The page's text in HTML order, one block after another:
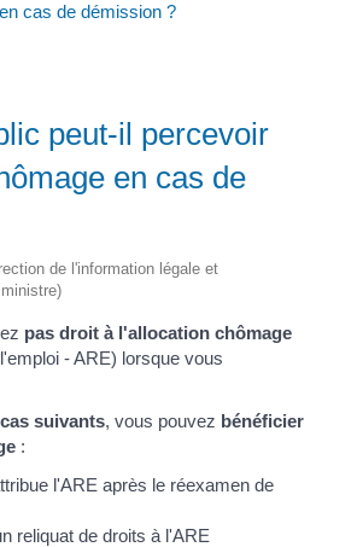
cas de démission ?
peut-il percevoir
en cas de
de l'information légale et
pas droit à l'allocation chômage
- ARE) lorsque vous
suivants, vous pouvez bénéficier
:
l'ARE après le réexamen de
reliquat de droits à l'ARE